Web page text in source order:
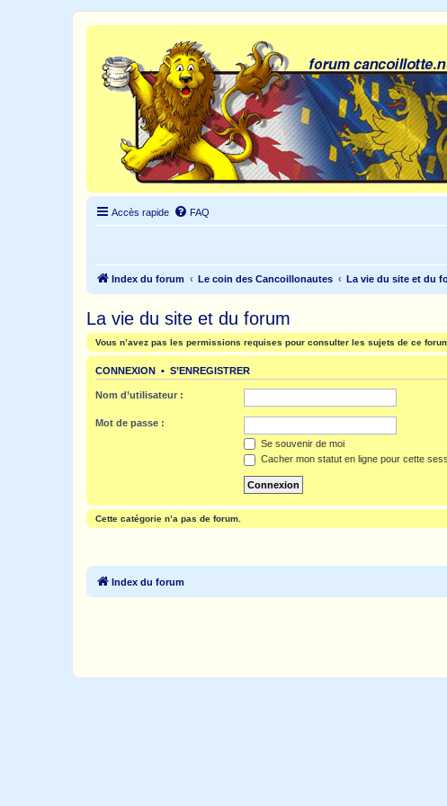
Accès rapide FAQ
Index du forum Le coin des Cancoillonautes La vie du site et du
La vie du site et du forum
Vous n’avez pas les permissions requises pour consulter les sujets de ce
CONNEXION • S’ENREGISTRER
Nom d’utilisateur :
Mot de passe :
Se souvenir de moi
Cacher mon statut en ligne pour cette
Cette catégorie n’a pas de forum.
Index du forum